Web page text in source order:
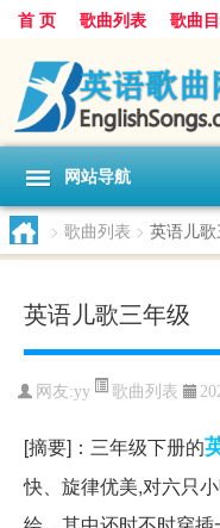
首 页 歌曲列表 歌曲
网站导航
> 歌曲列表 > 英语儿
英语儿歌三年级
网友:yy 歌曲列表
[摘要]：三年级下册的
快、旋律优美,对六只